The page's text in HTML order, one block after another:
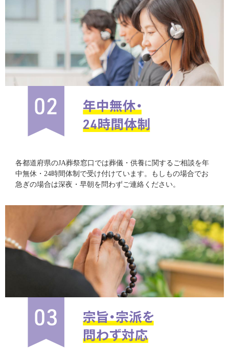
各都道府県のJA葬祭窓口では葬儀・供養に関するご相談を年
中無休・24時間体制で受け付けています。もしもの場合でお
急ぎの場合は深夜・早朝を問わずご連絡ください。